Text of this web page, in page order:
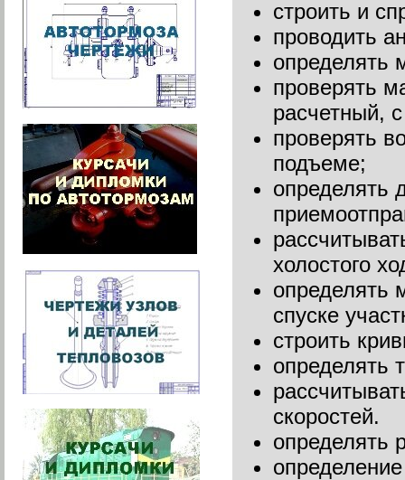
строить и
проводить
определять
проверять
расчетный,
проверять
подъеме;
определять
холостого
определять
спуске
строить
определять
скоростей.
определять